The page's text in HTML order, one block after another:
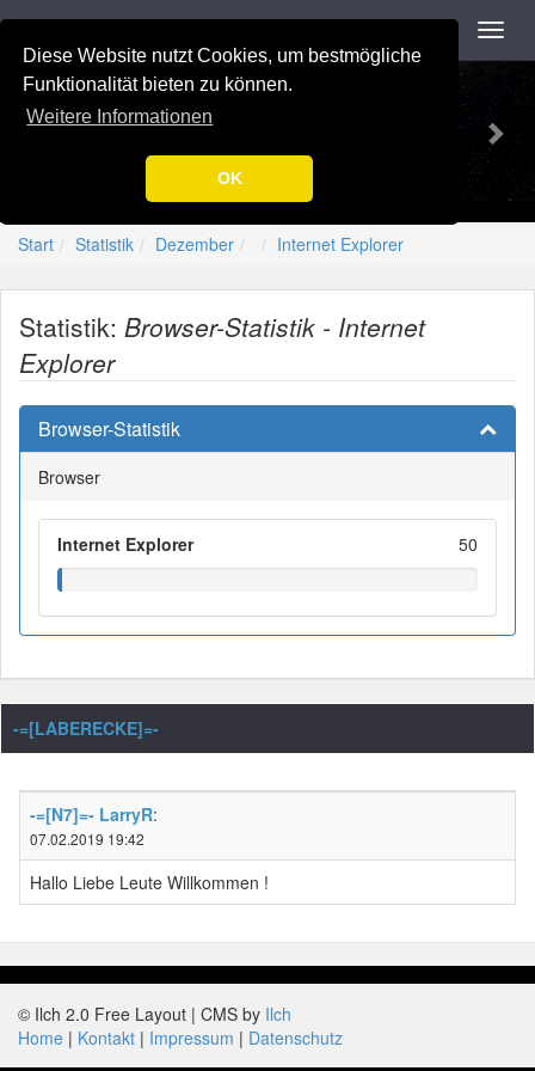
Diese Website nutzt Cookies, um bestmögliche
Funktionalität bieten zu können.
Weitere Informationen
OK
Navigation
Previous-=[Nation-7.de]=-
Start Statistik Dezember Internet Explorer
Statistik: Browser-Statistik - Internet
Explorer
Browser-Statistik
Browser
Internet Explorer 50
-=[LABERECKE]=-
-=[N7]=- LarryR:
07.02.2019 19:42
Hallo Liebe Leute Willkommen !
© Ilch 2.0 Free Layout | CMS by Ilch
Home
Kontakt Impressum Datenschutz